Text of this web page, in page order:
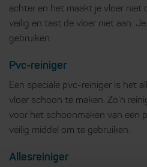
achter en het maakt je vloer niet
veilig en tast de vloer niet aan.
gebruiken.
Pvc-reiniger
Een speciale pvc-reiniger is het
vloer schoon te maken. Zo’n
voor het schoonmaken van een
veilig middel om te gebruiken.
Allesreiniger